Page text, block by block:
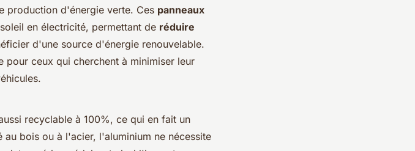
production d'énergie verte. Ces panneaux
en électricité, permettant de réduire
d'une source d'énergie renouvelable.
pour ceux qui cherchent à minimiser leur
recyclable à 100%, ce qui en fait un
bois ou à l'acier, l'aluminium ne nécessite